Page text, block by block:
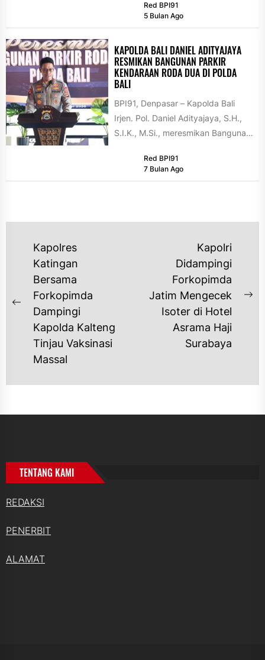
Darul Ihsan, Tanjung...
Red BPI91
5 Bulan Ago
KAPOLDA BALI DANIEL ADITYAJAYA
RESMIKAN BANGUNAN PARKIR
KENDARAAN RODA DUA DI POLDA
BALI
BPI91, Denpasar – Kapolda Bali
Irjen. Pol. Daniel Adityajaya, S.H.,
S.I.K., M.Si., meresmikan Bangunan
Red BPI91
7 Bulan Ago
NAVIGASI
POS
Previous
post:
Kapolres
Katingan
Bersama
Forkopimda
Dampingi
Kapolda Kalteng
Tinjau Vaksinasi
Massal
Kapolri
Didampingi
Forkopimda
Jatim Mengecek
Isoter di Hotel
Asrama Haji
Surabaya
TENTANG KAMI
REDAKSI
PENERBIT
ALAMAT